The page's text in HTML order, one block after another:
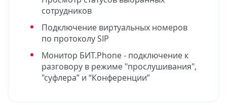
сотрудников
Подключение виртуальных номеров
по протоколу SIP
Монитор БИТ.Phone - подключение к
разговору в режиме "прослушивания",
"суфлера” и “Конференции”